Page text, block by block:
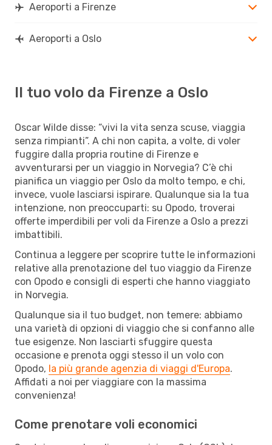
Aeroporti a Firenze
Aeroporti a Oslo
Il tuo volo da Firenze a Oslo
Oscar Wilde disse: “vivi la vita senza scuse, viaggia
senza rimpianti”. A chi non capita, a volte, di voler
fuggire dalla propria routine di Firenze e
avventurarsi per un viaggio in Norvegia? C’è chi
pianifica un viaggio per Oslo da molto tempo, e chi,
invece, vuole lasciarsi ispirare. Qualunque sia la tua
intenzione, non preoccuparti: su Opodo, troverai
offerte imperdibili per voli da Firenze a Oslo a prezzi
imbattibili.
Continua a leggere per scoprire tutte le informazioni
relative alla prenotazione del tuo viaggio da Firenze
con Opodo e consigli di esperti che hanno viaggiato
in Norvegia.
Qualunque sia il tuo budget, non temere: abbiamo
una varietà di opzioni di viaggio che si confanno alle
tue esigenze. Non lasciarti sfuggire questa
occasione e prenota oggi stesso il un volo con
Opodo, la più grande agenzia di viaggi d'Europa.
Affidati a noi per viaggiare con la massima
convenienza!
Come prenotare voli economici